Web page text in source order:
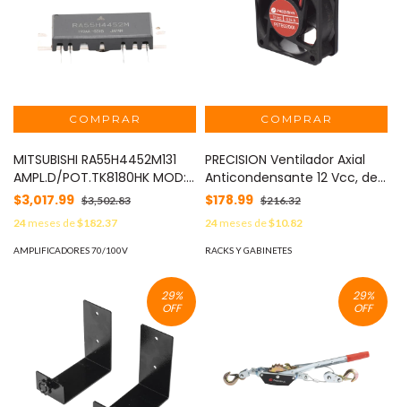
MITSUBISHI RA55H4452M131
AMPL.D/POT.TK8180HK MOD:
RA55-H4452-M13
$3,017.99 $3,502.83
24meses de$182.37
AMPLIFICADORES 70/100V
PRECISION Ventilador Axial
Anticondensante 12 Vcc, de
60 x 60 x 25 mm. MOD: PST-
$178.99 $216.32
24meses de$10.82
RACKS Y GABINETES
29%
OFF
29%
OFF